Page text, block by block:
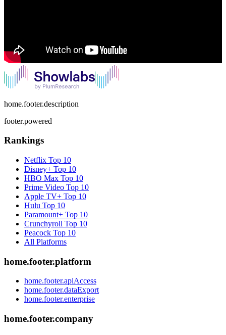
home.footer.description
footer.powered
Rankings
Netflix Top 10
Disney+ Top 10
HBO Max Top 10
Prime Video Top 10
Apple TV+ Top 10
Hulu Top 10
Paramount+ Top 10
Crunchyroll Top 10
Peacock Top 10
All Platforms
home.footer.platform
home.footer.apiAccess
home.footer.dataExport
home.footer.enterprise
home.footer.company